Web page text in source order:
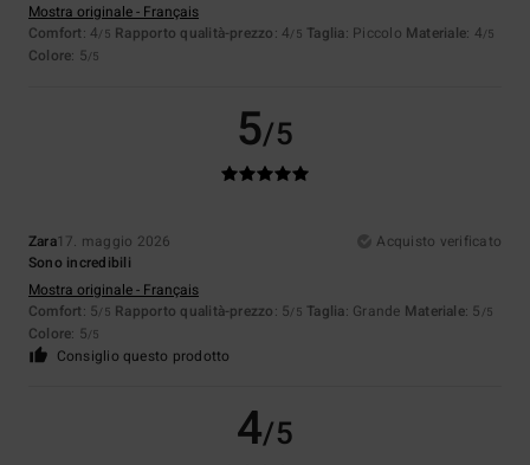
Mostra originale - Français
Comfort: 4/5 Rapporto qualità-prezzo: 4/5 Taglia: Piccolo Materiale: 4/5
Colore: 5/5
5/5
Zara17. maggio 2026
Acquisto verificato
Sono incredibili
Mostra originale - Français
Comfort: 5/5 Rapporto qualità-prezzo: 5/5 Taglia: Grande Materiale: 5 /5
Colore: 5/5
Consiglio questo prodotto
4/5